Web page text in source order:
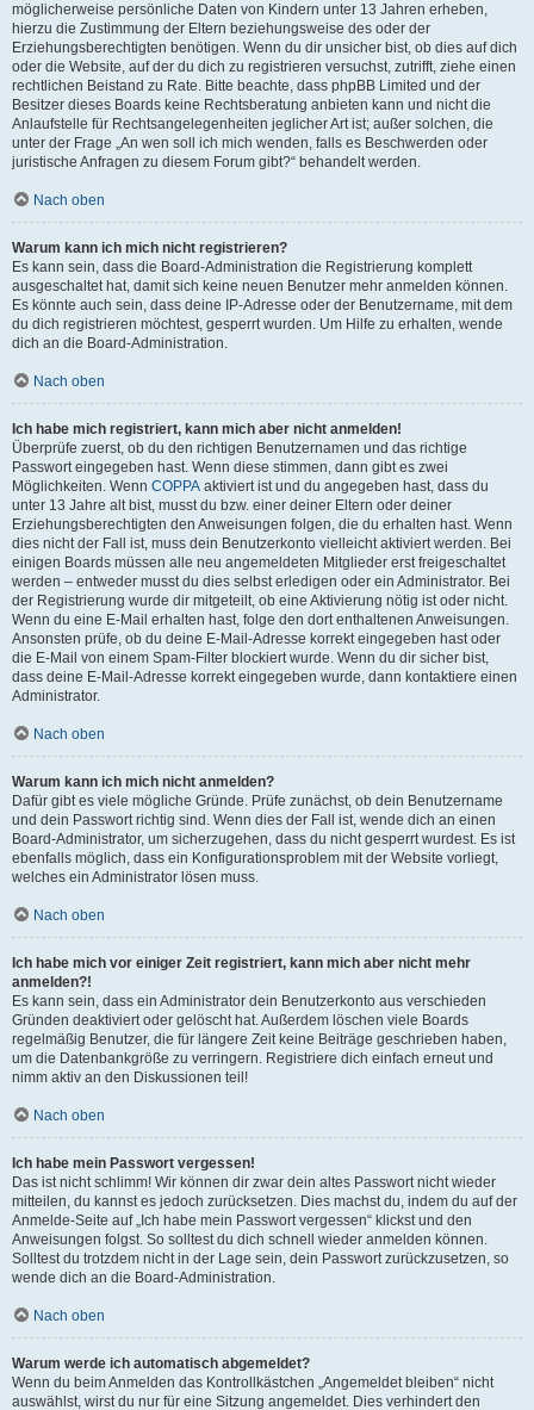
möglicherweise persönliche Daten von Kindern unter 13 Jahren erheben,
hierzu die Zustimmung der Eltern beziehungsweise des oder der
Erziehungsberechtigten benötigen. Wenn du dir unsicher bist, ob dies auf dich
oder die Website, auf der du dich zu registrieren versuchst, zutrifft, ziehe einen
rechtlichen Beistand zu Rate. Bitte beachte, dass phpBB Limited und der
Besitzer dieses Boards keine Rechtsberatung anbieten kann und nicht die
Anlaufstelle für Rechtsangelegenheiten jeglicher Art ist; außer solchen, die
unter der Frage „An wen soll ich mich wenden, falls es Beschwerden oder
juristische Anfragen zu diesem Forum gibt?“ behandelt werden.
Nach oben
Warum kann ich mich nicht registrieren?
Es kann sein, dass die Board-Administration die Registrierung komplett
ausgeschaltet hat, damit sich keine neuen Benutzer mehr anmelden können.
Es könnte auch sein, dass deine IP-Adresse oder der Benutzername, mit dem
du dich registrieren möchtest, gesperrt wurden. Um Hilfe zu erhalten, wende
dich an die Board-Administration.
Nach oben
Ich habe mich registriert, kann mich aber nicht anmelden!
Überprüfe zuerst, ob du den richtigen Benutzernamen und das richtige
Passwort eingegeben hast. Wenn diese stimmen, dann gibt es zwei
Möglichkeiten. Wenn COPPA aktiviert ist und du angegeben hast, dass du
unter 13 Jahre alt bist, musst du bzw. einer deiner Eltern oder deiner
Erziehungsberechtigten den Anweisungen folgen, die du erhalten hast. Wenn
dies nicht der Fall ist, muss dein Benutzerkonto vielleicht aktiviert werden. Bei
einigen Boards müssen alle neu angemeldeten Mitglieder erst freigeschaltet
werden – entweder musst du dies selbst erledigen oder ein Administrator. Bei
der Registrierung wurde dir mitgeteilt, ob eine Aktivierung nötig ist oder nicht.
Wenn du eine E-Mail erhalten hast, folge den dort enthaltenen Anweisungen.
Ansonsten prüfe, ob du deine E-Mail-Adresse korrekt eingegeben hast oder
die E-Mail von einem Spam-Filter blockiert wurde. Wenn du dir sicher bist,
dass deine E-Mail-Adresse korrekt eingegeben wurde, dann kontaktiere einen
Administrator.
Nach oben
Warum kann ich mich nicht anmelden?
Dafür gibt es viele mögliche Gründe. Prüfe zunächst, ob dein Benutzername
und dein Passwort richtig sind. Wenn dies der Fall ist, wende dich an einen
Board-Administrator, um sicherzugehen, dass du nicht gesperrt wurdest. Es ist
ebenfalls möglich, dass ein Konfigurationsproblem mit der Website vorliegt,
welches ein Administrator lösen muss.
Nach oben
Ich habe mich vor einiger Zeit registriert, kann mich aber nicht mehr
anmelden?!
Es kann sein, dass ein Administrator dein Benutzerkonto aus verschieden
Gründen deaktiviert oder gelöscht hat. Außerdem löschen viele Boards
regelmäßig Benutzer, die für längere Zeit keine Beiträge geschrieben haben,
um die Datenbankgröße zu verringern. Registriere dich einfach erneut und
nimm aktiv an den Diskussionen teil!
Nach oben
Ich habe mein Passwort vergessen!
Das ist nicht schlimm! Wir können dir zwar dein altes Passwort nicht wieder
mitteilen, du kannst es jedoch zurücksetzen. Dies machst du, indem du auf der
Anmelde-Seite auf „Ich habe mein Passwort vergessen“ klickst und den
Anweisungen folgst. So solltest du dich schnell wieder anmelden können.
Solltest du trotzdem nicht in der Lage sein, dein Passwort zurückzusetzen, so
wende dich an die Board-Administration.
Nach oben
Warum werde ich automatisch abgemeldet?
Wenn du beim Anmelden das Kontrollkästchen „Angemeldet bleiben“ nicht
auswählst, wirst du nur für eine Sitzung angemeldet. Dies verhindert den